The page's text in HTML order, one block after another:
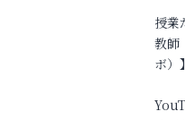
授業
教師
ボ）